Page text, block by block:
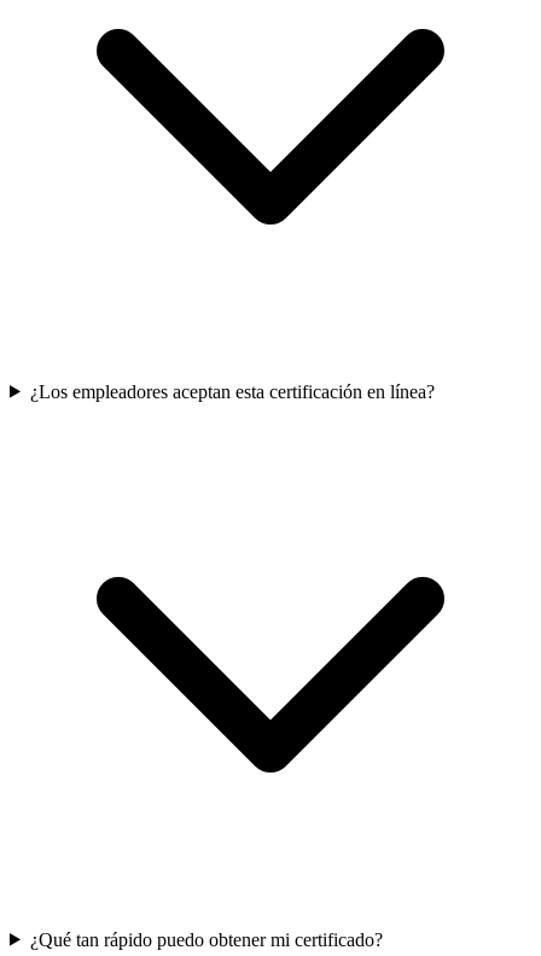
¿Los empleadores aceptan esta certificación en línea?
¿Qué tan rápido puedo obtener mi certificado?